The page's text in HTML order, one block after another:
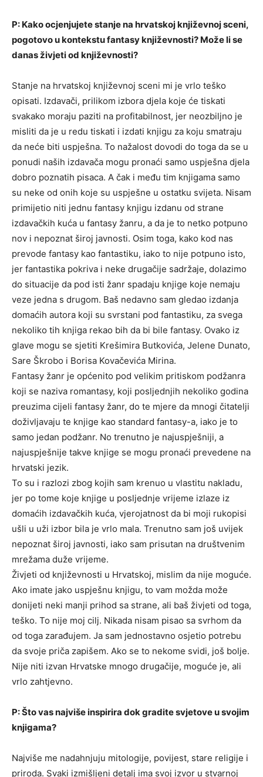
P: Kako ocjenjujete stanje na hrvatskoj književnoj sceni,
pogotovo u kontekstu fantasy književnosti? Može li se
danas živjeti od književnosti?
Stanje na hrvatskoj književnoj sceni mi je vrlo teško
opisati. Izdavači, prilikom izbora djela koje će tiskati
svakako moraju paziti na profitabilnost, jer neozbiljno je
misliti da je u redu tiskati i izdati knjigu za koju smatraju
da neće biti uspješna. To nažalost dovodi do toga da se u
ponudi naših izdavača mogu pronaći samo uspješna djela
dobro poznatih pisaca. A čak i među tim knjigama samo
su neke od onih koje su uspješne u ostatku svijeta. Nisam
primijetio niti jednu fantasy knjigu izdanu od strane
izdavačkih kuća u fantasy žanru, a da je to netko potpuno
nov i nepoznat široj javnosti. Osim toga, kako kod nas
prevode fantasy kao fantastiku, iako to nije potpuno isto,
jer fantastika pokriva i neke drugačije sadržaje, dolazimo
do situacije da pod isti žanr spadaju knjige koje nemaju
veze jedna s drugom. Baš nedavno sam gledao izdanja
domaćih autora koji su svrstani pod fantastiku, za svega
nekoliko tih knjiga rekao bih da bi bile fantasy. Ovako iz
glave mogu se sjetiti Krešimira Butkovića, Jelene Dunato,
Sare Škrobo i Borisa Kovačevića Mirina.
Fantasy žanr je općenito pod velikim pritiskom podžanra
koji se naziva romantasy, koji posljednjih nekoliko godina
preuzima cijeli fantasy žanr, do te mjere da mnogi čitatelji
doživljavaju te knjige kao standard fantasy-a, iako je to
samo jedan podžanr. No trenutno je najuspješniji, a
najuspješnije takve knjige se mogu pronaći prevedene na
hrvatski jezik.
To su i razlozi zbog kojih sam krenuo u vlastitu nakladu,
jer po tome koje knjige u posljednje vrijeme izlaze iz
domaćih izdavačkih kuća, vjerojatnost da bi moji rukopisi
ušli u uži izbor bila je vrlo mala. Trenutno sam još uvijek
nepoznat široj javnosti, iako sam prisutan na društvenim
mrežama duže vrijeme.
Živjeti od književnosti u Hrvatskoj, mislim da nije moguće.
Ako imate jako uspješnu knjigu, to vam možda može
donijeti neki manji prihod sa strane, ali baš živjeti od toga,
teško. To nije moj cilj. Nikada nisam pisao sa svrhom da
od toga zarađujem. Ja sam jednostavno osjetio potrebu
da svoje priča zapišem. Ako se to nekome svidi, još bolje.
Nije niti izvan Hrvatske mnogo drugačije, moguće je, ali
vrlo zahtjevno.
P: Što vas najviše inspirira dok gradite svjetove u svojim
knjigama?
Najviše me nadahnjuju mitologije, povijest, stare religije i
priroda. Svaki izmišljeni detalj ima svoj izvor u stvarnoj